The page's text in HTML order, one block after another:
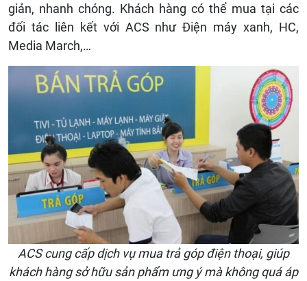
giản, nhanh chóng. Khách hàng có thể mua tại các
đối tác liên kết với ACS như Điện máy xanh, HC,
Media March,…
ACS cung cấp dịch vụ mua trả góp điện thoại, giúp
khách hàng sở hữu sản phẩm ưng ý mà không quá áp